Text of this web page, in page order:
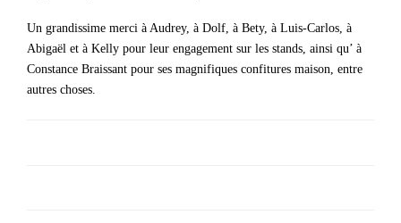
Un grandissime merci à Audrey, à Dolf, à Bety, à Luis-Carlos, à
Abigaël et à Kelly pour leur engagement sur les stands, ainsi qu’ à
Constance Braissant pour ses magnifiques confitures maison, entre
autres choses.